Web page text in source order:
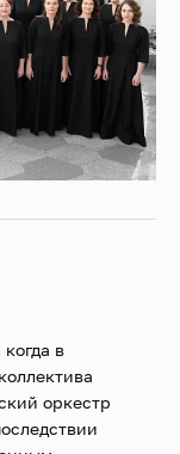
в
оркестр